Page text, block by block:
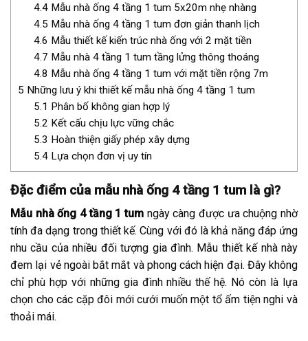
4.4Mẫu nhà ống 4 tầng 1 tum 5x20m nhẹ nhàng
4.5 Mẫu nhà ống 4 tầng 1 tum đơn giản thanh lịch
4.6 Mẫu thiết kế kiến trúc nhà ống với 2 mặt tiền
4.7 Mẫu nhà 4 tầng 1 tum tầng lửng thông thoáng
4.8 Mẫu nhà ống 4 tầng 1 tum với mặt tiền rộng 7m
5 Những lưu ý khi thiết kế mẫu nhà ống 4 tầng 1 tum
5.1 Phân bố không gian hợp lý
5.2 Kết cấu chịu lực vững chắc
5.3 Hoàn thiện giấy phép xây dựng
5.4Lựa chọn đơn vị uy tín
Đặc điểm của mẫu nhà ống 4 tầng 1 tum là gì?
Mẫu nhà ống 4 tầng 1 tum ngày càng được ưa chuộng nhờ
tính đa dạng trong thiết kế. Cùng với đó là khả năng đáp ứng
nhu cầu của nhiều đối tượng gia đình. Mẫu thiết kế nhà này
đem lại vẻ ngoài bắt mắt và phong cách hiện đại. Đây không
chỉ phù hợp với những gia đình nhiều thế hệ. Nó còn là lựa
chọn cho các cặp đôi mới cưới muốn một tổ ấm tiện nghi và
thoải mái.